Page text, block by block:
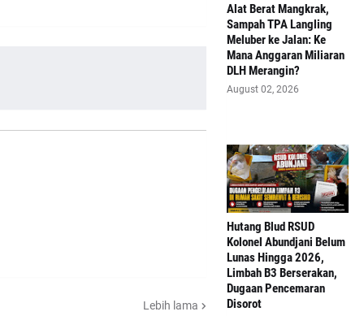
Lebih lama
Alat Berat Mangkrak,
Sampah TPA Langling
Meluber ke Jalan: Ke
Mana Anggaran Miliaran
DLH Merangin?
August 02, 2026
‎Hutang Blud RSUD
Kolonel Abundjani Belum
Lunas Hingga 2026,
Limbah B3 Berserakan,
Dugaan Pencemaran
Disorot